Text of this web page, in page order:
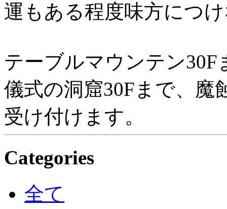
運もある程度味方につ
テーブルマウンテン30F
儀式の洞窟30Fまで、魔
受け付けます。
Categories
全て